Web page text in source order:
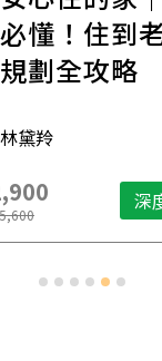
懂！住到
劃全攻略
林黛羚
深